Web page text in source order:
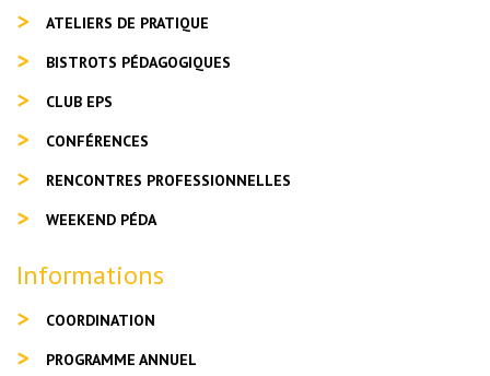
ATELIERS DE PRATIQUE
BISTROTS PÉDAGOGIQUES
CLUB EPS
CONFÉRENCES
RENCONTRES PROFESSIONNELLES
WEEKEND PÉDA
Informations
COORDINATION
PROGRAMME ANNUEL